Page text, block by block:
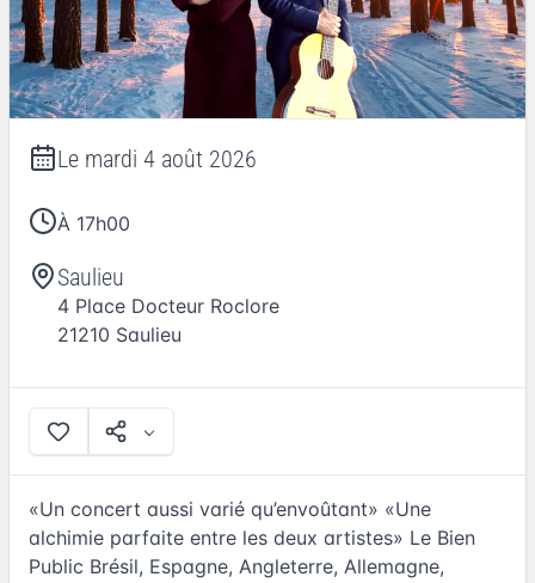
Le mardi 4 août 2026
À 17h00
Saulieu
4 Place Docteur Roclore
21210 Saulieu
«Un concert aussi varié qu’envoûtant» «Une
alchimie parfaite entre les deux artistes» Le Bien
Public Brésil, Espagne, Angleterre, Allemagne,